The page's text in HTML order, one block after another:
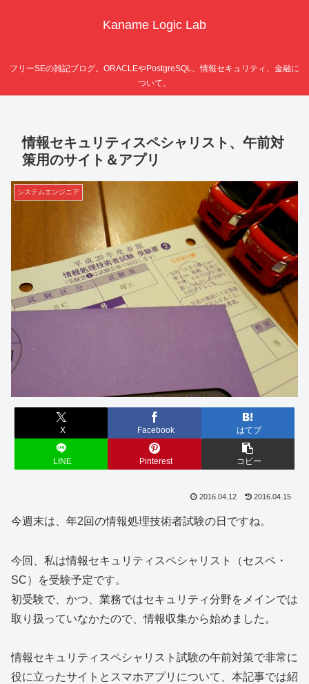
Kaname Logic Lab
フリーSEの雑記ブログ。ORACLEやPostgreSQL、情報セキュリティ、金融に
ついて。
情報セキュリティスペシャリスト、午前対
策用のサイト＆アプリ
システムエンジニア
X Facebook はてブ
LINE Pinterest コピー
2016.04.12 2016.04.15
今週末は、年2回の情報処理技術者試験の日ですね。
今回、私は情報セキュリティスペシャリスト（セスペ・
SC）を受験予定です。
初受験で、かつ、業務ではセキュリティ分野をメインでは
取り扱っていなかたので、情報収集から始めました。
情報セキュリティスペシャリスト試験の午前対策で非常に
役に立ったサイトとスマホアプリについて、本記事では紹